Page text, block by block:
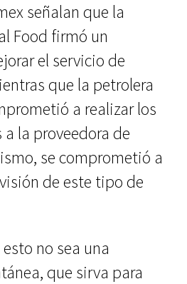
señalan que la
Food firmó un
el servicio de
que la petrolera
a realizar los
la proveedora de
se comprometió a
de este tipo de
no sea una
que sirva para